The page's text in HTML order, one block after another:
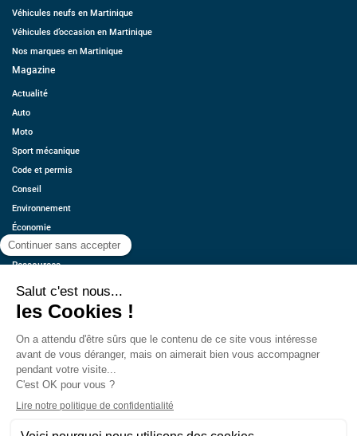
Véhicules neufs en Martinique
Véhicules d’occasion en Martinique
Nos marques en Martinique
Magazine
Actualité
Auto
Moto
Sport mécanique
Code et permis
Conseil
Environnement
Économie
Offres d’emplois
Ressources
Contact
Qui sommes-nous ?
FAQ
Mentions légales
CGU